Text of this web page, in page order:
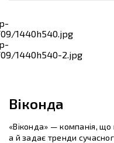
Віконда
«Віконда» — компанія, що
а й задає тренди